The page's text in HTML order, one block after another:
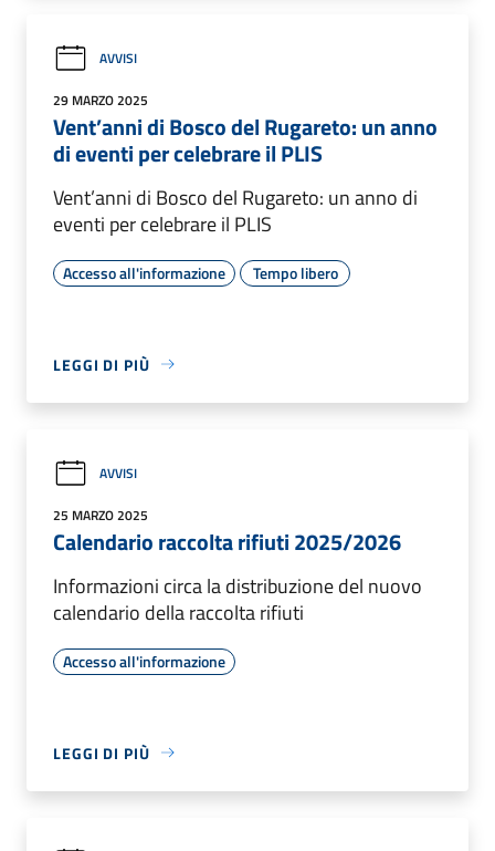
AVVISI
29 MARZO 2025
Vent’anni di Bosco del Rugareto: un anno
di eventi per celebrare il PLIS
Vent’anni di Bosco del Rugareto: un anno di
eventi per celebrare il PLIS
Accesso all'informazione Tempo libero
LEGGI DI PIÙ
AVVISI
25 MARZO 2025
Calendario raccolta rifiuti 2025/2026
Informazioni circa la distribuzione del nuovo
calendario della raccolta rifiuti
Accesso all'informazione
LEGGI DI PIÙ